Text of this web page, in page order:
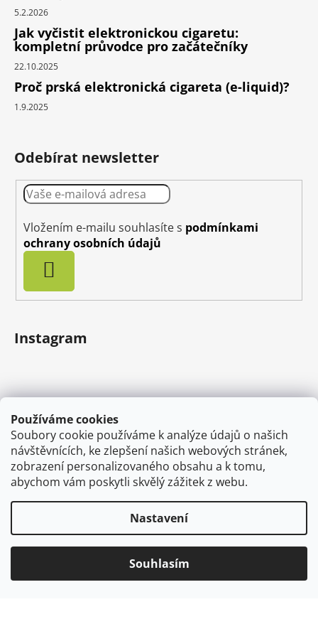
Používáme cookies
Soubory cookie používáme k analýze údajů o našich
návštěvnících, ke zlepšení našich webových stránek,
zobrazení personalizovaného obsahu a k tomu,
abychom vám poskytli skvělý zážitek z webu.
Nastavení
Souhlasím
5.2.2026
Jak vyčistit elektronickou cigaretu:
kompletní průvodce pro začátečníky
22.10.2025
Proč prská elektronická cigareta (e-liquid)?
1.9.2025
Odebírat newsletter
Vložením e-mailu souhlasíte s podmínkami
ochrany osobních údajů
SE
Instagram
Sledovat na Instagramu
Vytvořil Shoptet